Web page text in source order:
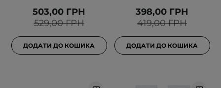
529,00 ГРН
503,00 ГРН
ДОДАТИ ДО КОШИКА
419,00 ГРН
398,00 ГРН
ДОДАТИ ДО КОШИКА